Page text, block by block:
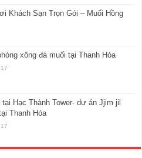
Khách Sạn Trọn Gói – Muối Hồng
xông đá muối tại Thanh Hóa
Hạc Thành Tower- dự án Jjim jil
Thanh Hóa